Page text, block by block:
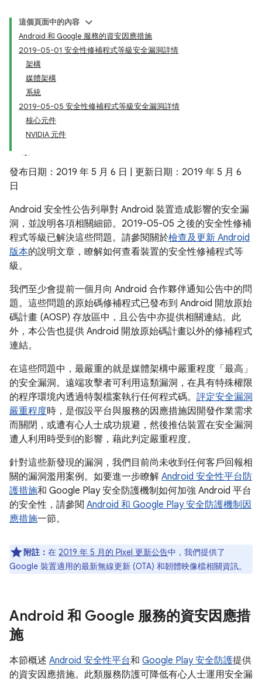
這個頁面中的內容
Android 和 Google 服務的資安因應措施
2019-05-01 安全性修補程式等級安全漏洞詳情
架構
媒體架構
系統
2019-05-05 安全性修補程式等級安全漏洞詳情
核心元件
NVIDIA 元件
發布日期：2019 年 5 月 6 日 | 更新日期：2019 年 5 月 6
日
Android 安全性公告列舉對 Android 裝置造成影響的安全漏
洞，並說明各項相關細節。2019-05-05 之後的安全性修補
程式等級已解決這些問題。請參閱關於檢查及更新 Android
版本的說明文章，瞭解如何查看裝置的安全性修補程式等
級。
我們至少會提前一個月向 Android 合作夥伴通知公告中的問
題。這些問題的原始碼修補程式已發布到 Android 開放原始
碼計畫 (AOSP) 存放區中，且公告中亦提供相關連結。此
外，本公告也提供 Android 開放原始碼計畫以外的修補程式
連結。
在這些問題中，最嚴重的就是媒體架構中嚴重程度「最高」
的安全漏洞。遠端攻擊者可利用這類漏洞，在具有特殊權限
的程序環境內透過特製檔案執行任何程式碼。 評定安全漏洞
嚴重程度時，是假設平台與服務的因應措施因開發作業需求
而關閉，或遭有心人士成功規避，然後推估裝置在安全漏洞
遭人利用時受到的影響，藉此判定嚴重程度。
針對這些新發現的漏洞，我們目前尚未收到任何客戶回報相
關的漏洞濫用案例。如要進一步瞭解 Android 安全性平台防
護措施和 Google Play 安全防護機制如何加強 Android 平台
的安全性，請參閱 Android 和 Google Play 安全防護機制因
應措施一節。
附註： 在 2019 年 5 月的 Pixel 更新公告中，我們提供了
Google 裝置適用的最新無線更新 (OTA) 和韌體映像檔相關資訊。
Android 和 Google 服務的資安因應措
施
本節概述 Android 安全性平台和 Google Play 安全防護提供
的資安因應措施。此類服務防護可降低有心人士運用安全漏